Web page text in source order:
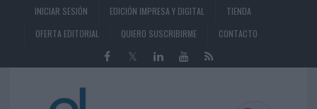
INICIAR SESIÓN EDICIÓN IMPRESA Y DIGITAL
TIENDA
OFERTA EDITORIAL
QUIERO SUSCRIBIRME CONTACTO